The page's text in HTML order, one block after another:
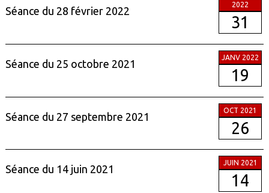
Séance du 28 février 2022
2022
31
Séance du 25 octobre 2021
JANV 2022
19
Séance du 27 septembre 2021
OCT 2021
26
Séance du 14 juin 2021
JUIN 2021
14